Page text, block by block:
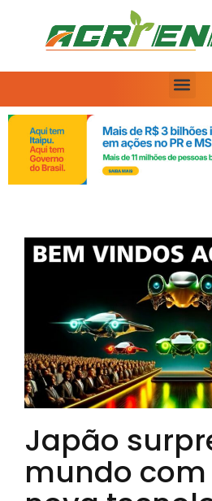
Japão
mundo